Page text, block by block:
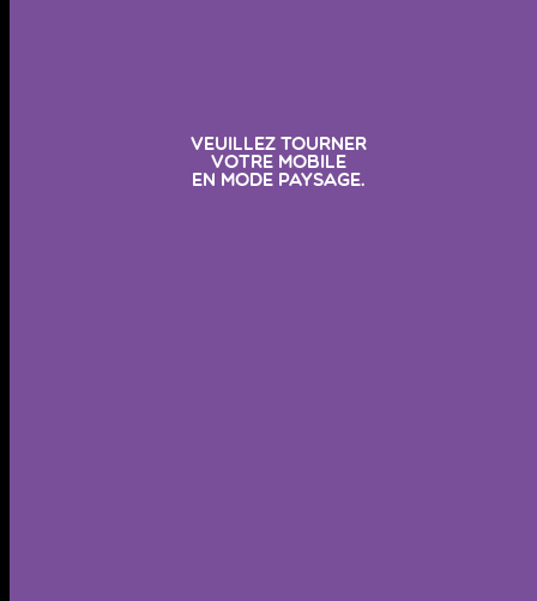
Veuillez tourner
votre mobile
en mode paysage.